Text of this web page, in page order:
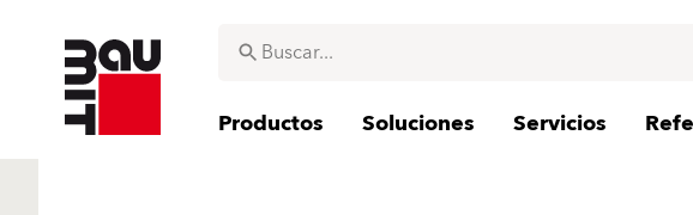
Productos Soluciones Servicios